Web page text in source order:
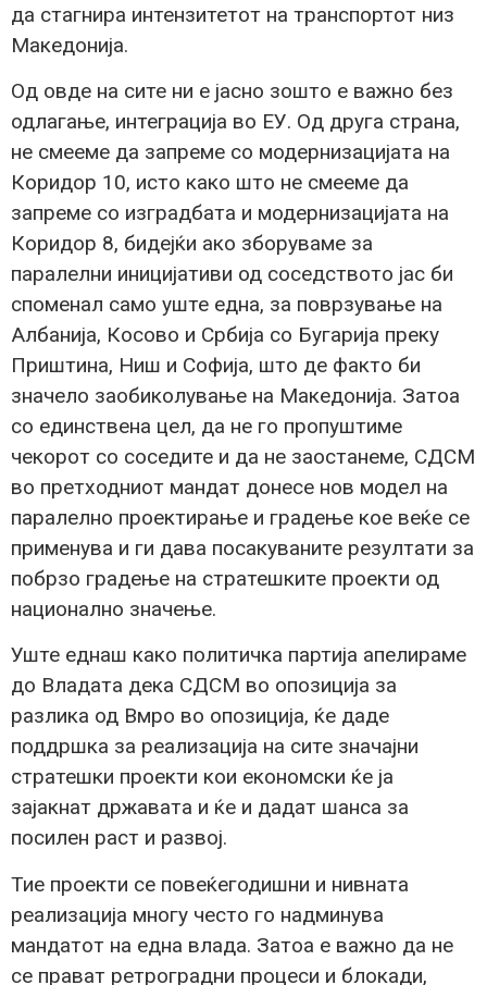
да стагнира интензитетот на транспортот низ
Македонија.
Од овде на сите ни е јасно зошто е важно без
одлагање, интеграција во ЕУ. Од друга страна,
не смееме да запреме со модернизацијата на
Коридор 10, исто како што не смееме да
запреме со изградбата и модернизацијата на
Коридор 8, бидејќи ако зборуваме за
паралелни иницијативи од соседството јас би
споменал само уште една, за поврзување на
Албанија, Косово и Србија со Бугарија преку
Приштина, Ниш и Софија, што де факто би
значело заобиколување на Македонија. Затоа
со единствена цел, да не го пропуштиме
чекорот со соседите и да не заостанеме, СДСМ
во претходниот мандат донесе нов модел на
паралелно проектирање и градење кое веќе се
применува и ги дава посакуваните резултати за
побрзо градење на стратешките проекти од
национално значење.
Уште еднаш како политичка партија апелираме
до Владата дека СДСМ во опозиција за
разлика од Вмро во опозиција, ќе даде
поддршка за реализација на сите значајни
стратешки проекти кои економски ќе ја
зајакнат државата и ќе и дадат шанса за
посилен раст и развој.
Тие проекти се повеќегодишни и нивната
реализација многу често го надминува
мандатот на една влада. Затоа е важно да не
се прават ретроградни процеси и блокади,